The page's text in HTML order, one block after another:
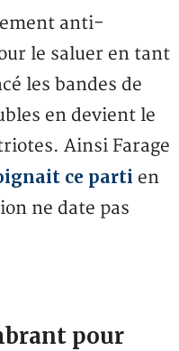
anti-
le saluer en tant
les bandes de
en devient le
Ainsi Farage
ce parti en
ne date pas
pour